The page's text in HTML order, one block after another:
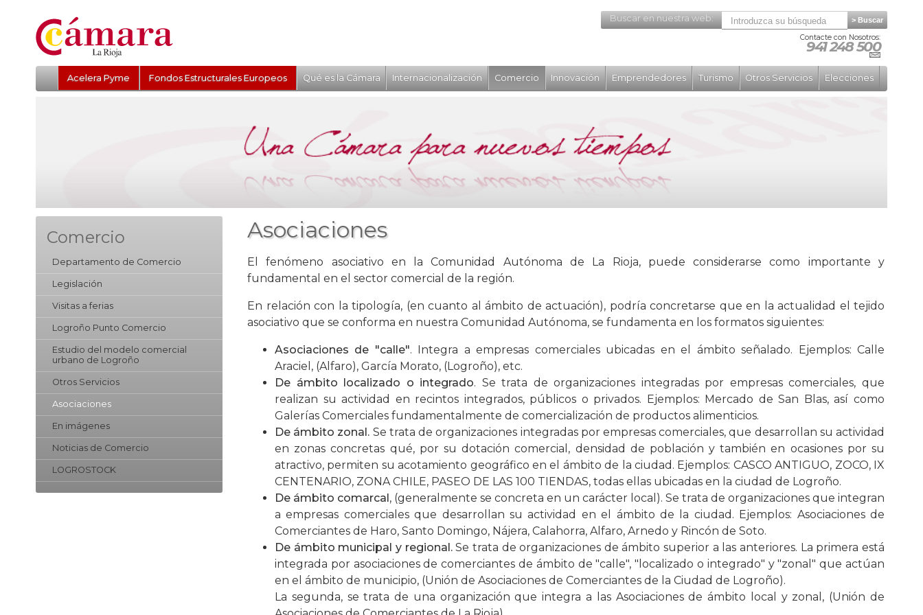
Buscar en nuestra web:
Contacte con Nosotros:
941 248 500
Acelera Pyme Fondos Estructurales Europeos Qué es la Cámara Internacionalización Comercio Innovación Emprendedores Turismo Otros Servicios Elecciones
Comercio
Departamento de Comercio
Legislación
Visitas a ferias
Logroño Punto Comercio
Estudio del modelo comercial
urbano de Logroño
Otros Servicios
Asociaciones
En imágenes
Noticias de Comercio
LOGROSTOCK
Asociaciones
El fenómeno asociativo en la Comunidad Autónoma de La Rioja, puede considerarse como importante y
fundamental en el sector comercial de la región.
En relación con la tipología, (en cuanto al ámbito de actuación), podría concretarse que en la actualidad el tejido
asociativo que se conforma en nuestra Comunidad Autónoma, se fundamenta en los formatos siguientes:
Asociaciones de "calle". Integra a empresas comerciales ubicadas en el ámbito señalado. Ejemplos: Calle
Araciel, (Alfaro), García Morato, (Logroño), etc.
De ámbito localizado o integrado. Se trata de organizaciones integradas por empresas comerciales, que
realizan su actividad en recintos integrados, públicos o privados. Ejemplos: Mercado de San Blas, así como
Galerías Comerciales fundamentalmente de comercialización de productos alimenticios.
De ámbito zonal. Se trata de organizaciones integradas por empresas comerciales, que desarrollan su actividad
en zonas concretas qué, por su dotación comercial, densidad de población y también en ocasiones por su
atractivo, permiten su acotamiento geográfico en el ámbito de la ciudad. Ejemplos: CASCO ANTIGUO, ZOCO, IX
CENTENARIO, ZONA CHILE, PASEO DE LAS 100 TIENDAS, todas ellas ubicadas en la ciudad de Logroño.
De ámbito comarcal , (generalmente se concreta en un carácter local). Se trata de organizaciones que integran
a empresas comerciales que desarrollan su actividad en el ámbito de la ciudad. Ejemplos: Asociaciones de
Comerciantes de Haro, Santo Domingo, Nájera, Calahorra, Alfaro, Arnedo y Rincón de Soto.
De ámbito municipal y regional.Se trata de organizaciones de ámbito superior a las anteriores. La primera está
integrada por asociaciones de comerciantes de ámbito de "calle", "localizado o integrado" y "zonal" que actúan
en el ámbito de municipio, (Unión de Asociaciones de Comerciantes de la Ciudad de Logroño).
La segunda, se trata de una organización que integra a las Asociaciones de ámbito local y zonal, (Unión de